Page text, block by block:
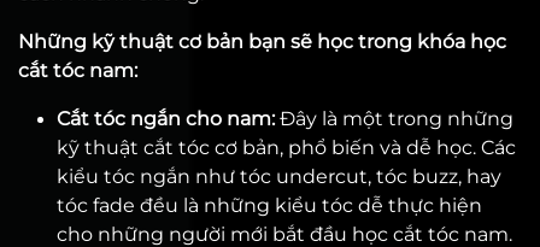
Những kỹ thuật cơ bản bạn sẽ học trong khóa học
cắt tóc nam:
Cắt tóc ngắn cho nam:Đây là một trong những
kỹ thuật cắt tóc cơ bản, phổ biến và dễ học. Các
kiểu tóc ngắn như tóc undercut, tóc buzz, hay
tóc fade đều là những kiểu tóc dễ thực hiện
cho những người mới bắt đầu học cắt tóc nam.